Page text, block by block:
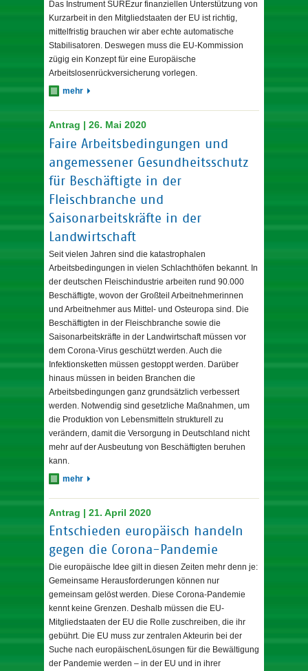
Das Instrument SUREzur finanziellen Unterstützung von
Kurzarbeit in den Mitgliedstaaten der EU ist richtig,
mittelfristig brauchen wir aber echte automatische
Stabilisatoren. Deswegen muss die EU-Kommission
zügig ein Konzept für eine Europäische
Arbeitslosenrückversicherung vorlegen.
mehr
Antrag | 26. Mai 2020
Faire Arbeitsbedingungen und
angemessener Gesundheitsschutz
für Beschäftigte in der
Fleischbranche und
Saisonarbeitskräfte in der
Landwirtschaft
Seit vielen Jahren sind die katastrophalen
Arbeitsbedingungen in vielen Schlachthöfen bekannt. In
der deutschen Fleischindustrie arbeiten rund 90.000
Beschäftigte, wovon der Großteil Arbeitnehmerinnen
und Arbeitnehmer aus Mittel- und Osteuropa sind. Die
Beschäftigten in der Fleischbranche sowie die
Saisonarbeitskräfte in der Landwirtschaft müssen vor
dem Corona-Virus geschützt werden. Auch die
Infektionsketten müssen gestoppt werden. Darüber
hinaus müssen in beiden Branchen die
Arbeitsbedingungen ganz grundsätzlich verbessert
werden. Notwendig sind gesetzliche Maßnahmen, um
die Produktion von Lebensmitteln strukturell zu
verändern, damit die Versorgung in Deutschland nicht
mehr auf der Ausbeutung von Beschäftigten beruhen
kann.
mehr
Antrag | 21. April 2020
Entschieden europäisch handeln
gegen die Corona-Pandemie
Die europäische Idee gilt in diesen Zeiten mehr denn je:
Gemeinsame Herausforderungen können nur
gemeinsam gelöst werden. Diese Corona-Pandemie
kennt keine Grenzen. Deshalb müssen die EU-
Mitgliedstaaten der EU die Rolle zuschreiben, die ihr
gebührt. Die EU muss zur zentralen Akteurin bei der
Suche nach europäischenLösungen für die Bewältigung
der Pandemie werden – in der EU und in ihrer